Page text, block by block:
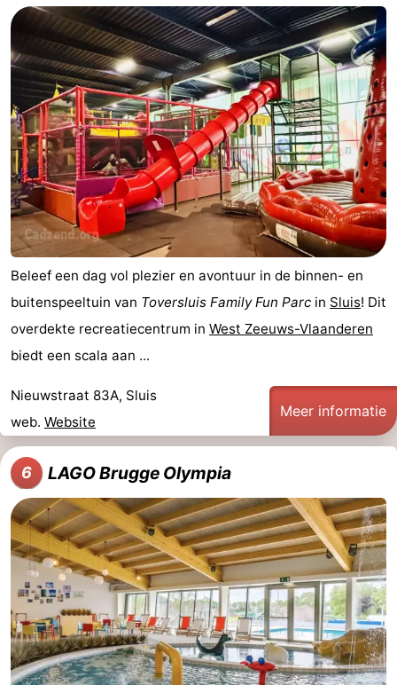
Beleef een dag vol plezier en avontuur in de binnen- en
buitenspeeltuin van Toversluis Family Fun Parc in Sluis! Dit
overdekte recreatiecentrum in West Zeeuws-Vlaanderen
biedt een scala aan ...
Nieuwstraat 83A, Sluis
web. Website
Meer informatie
6 LAGO Brugge Olympia